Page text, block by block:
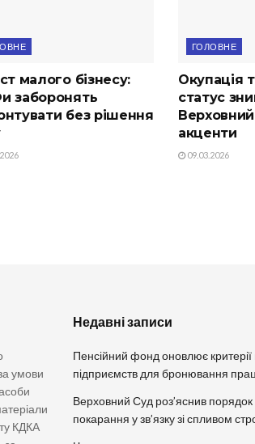
малого бізнесу:
заборонять
без рішення
ГОЛОВНЕ
Окупація
статус
акценти
09.03.2026
умови
КДКА
Недавні записи
Пенсійний фонд оновлює критерії
підприємств для бронювання
Верховний Суд роз’яснив порядок
покарання у зв’язку зі спливом